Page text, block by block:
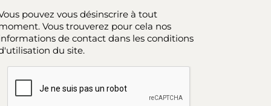
pouvez vous désinscrire à tout
Vous trouverez pour cela nos
de contact dans les conditions
du site.